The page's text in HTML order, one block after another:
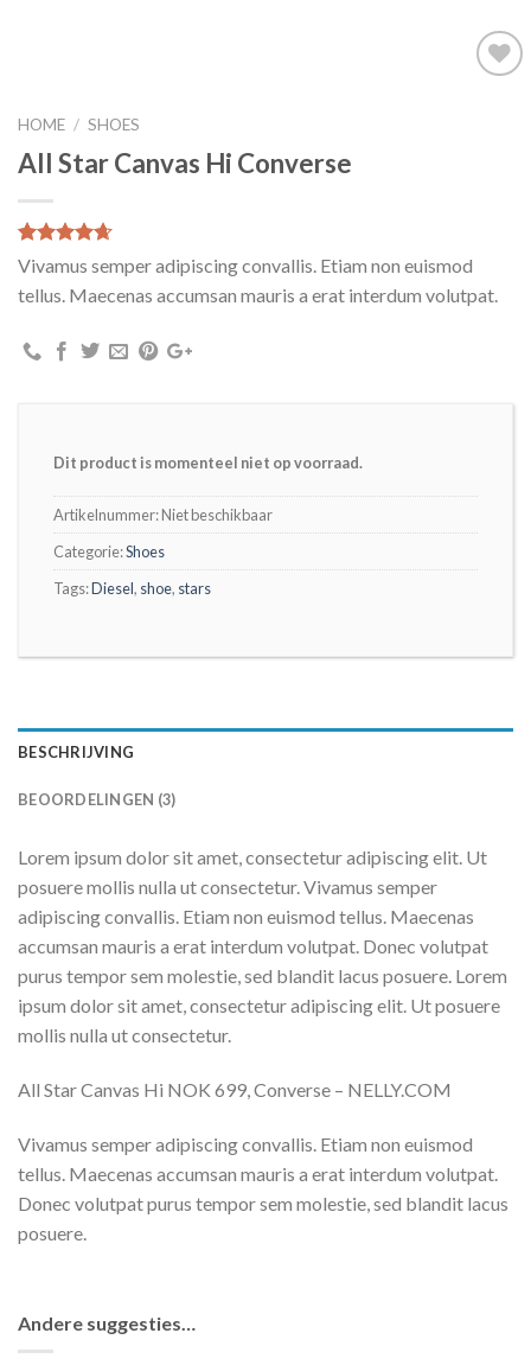
HOME / SHOES
All Star Canvas Hi Converse
Waardering
4.33op 5
gebaseerd
3
Vivamus semper adipiscing convallis. Etiam non euismod
tellus. Maecenas accumsan mauris a erat interdum volutpat.
Dit product is momenteel niet op voorraad.
Artikelnummer:Niet beschikbaar
Categorie:Shoes
Tags:Diesel, shoe, stars
BESCHRIJVING
BEOORDELINGEN (3)
Lorem ipsum dolor sit amet, consectetur adipiscing elit. Ut
posuere mollis nulla ut consectetur. Vivamus semper
adipiscing convallis. Etiam non euismod tellus. Maecenas
accumsan mauris a erat interdum volutpat. Donec volutpat
purus tempor sem molestie, sed blandit lacus posuere. Lorem
ipsum dolor sit amet, consectetur adipiscing elit. Ut posuere
mollis nulla ut consectetur.
All Star Canvas Hi NOK 699, Converse – NELLY.COM
Vivamus semper adipiscing convallis. Etiam non euismod
tellus. Maecenas accumsan mauris a erat interdum volutpat.
Donec volutpat purus tempor sem molestie, sed blandit lacus
posuere.
Andere suggesties…